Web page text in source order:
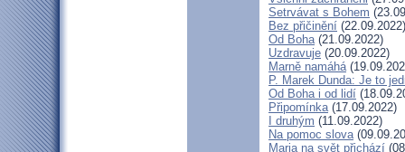
Setrvávat s Bohem
Bez přičinění (22.09.2022)
Od Boha(21.09.2022)
Uzdravuje (20.09.2022)
Marně namáhá
P. Marek Dunda: Je to
Od Boha i od lidí
Připomínka(17.09.2022)
I druhým (11.09.2022)
Na pomoc slova
Maria na svět přichází